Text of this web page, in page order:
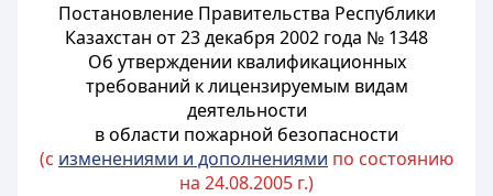
Постановление Правительства Республики
Казахстан от 23 декабря 2002 года № 1348
Об утверждении квалификационных
требований к лицензируемым видам
деятельности
в области пожарной безопасности
(с изменениями и дополнениями по состоянию
на 24.08.2005 г.)